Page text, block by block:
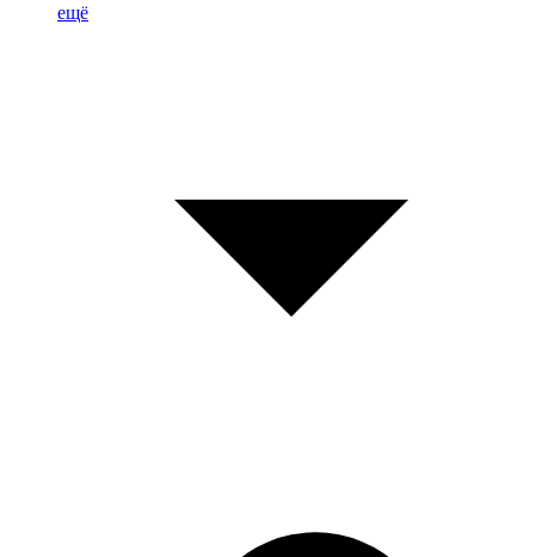
ещё